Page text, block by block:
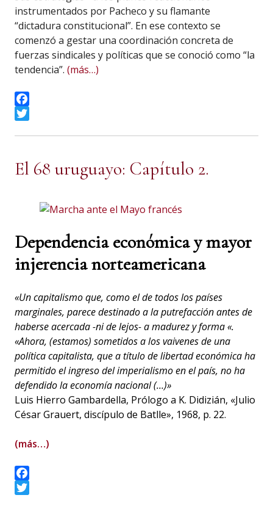
instrumentados por Pacheco y su flamante
“dictadura constitucional”. En ese contexto se
comenzó a gestar una coordinación concreta de
fuerzas sindicales y políticas que se conoció como “la
tendencia”. (más…)
Facebook
El 68 uruguayo: Capítulo 2.
Dependencia económica y mayor
injerencia norteamericana
«Un capitalismo que, como el de todos los países
marginales, parece destinado a la putrefacción antes de
haberse acercada -ni de lejos- a madurez y forma «.
«Ahora, (estamos) sometidos a los vaivenes de una
política capitalista, que a título de libertad económica ha
permitido el ingreso del imperialismo en el país, no ha
defendido la economía nacional (…)»
Luis Hierro Gambardella, Prólogo a K. Didizián, «Julio
César Grauert, discípulo de Batlle», 1968, p. 22.
(más…)
Facebook